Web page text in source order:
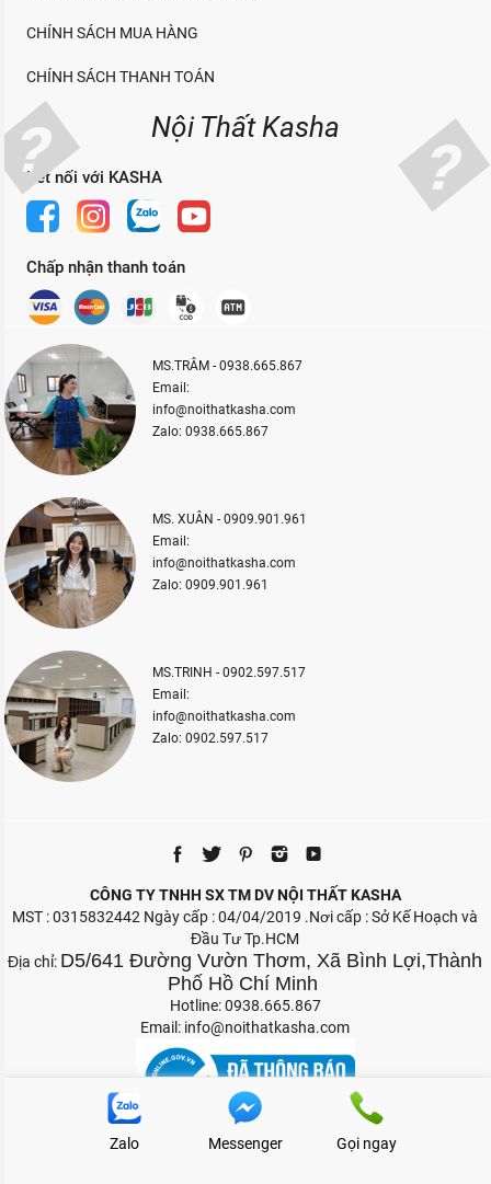
CHÍNH SÁCH MUA HÀNG
CHÍNH SÁCH THANH TOÁN
Nội Thất Kasha
Kết nối với KASHA
Chấp nhận thanh toán
MS.TRÂM - 0938.665.867
Email:
info@noithatkasha.com
Zalo: 0938.665.867
MS. XUÂN - 0909.901.961
Email:
info@noithatkasha.com
Zalo: 0909.901.961
MS.TRINH - 0902.597.517
Email:
info@noithatkasha.com
Zalo: 0902.597.517
CÔNG TY TNHH SX TM DV NỘI THẤT KASHA
MST : 0315832442 Ngày cấp : 04/04/2019 .Nơi cấp : Sở Kế Hoạch và
Đầu Tư Tp.HCM
Địa chỉ: D5/641 Đường Vườn Thơm, Xã Bình Lợi,Thành
Phố Hồ Chí Minh
Hotline: 0938.665.867
Email: info@noithatkasha.com
Bản quyền 2026 Nội Thất Kasha
Zalo Messenger Gọi ngay